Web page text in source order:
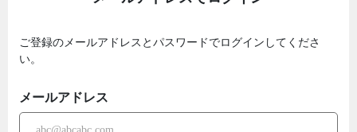
ご登録のメールアドレスとパスワードでログインしてくださ
い。
メールアドレス